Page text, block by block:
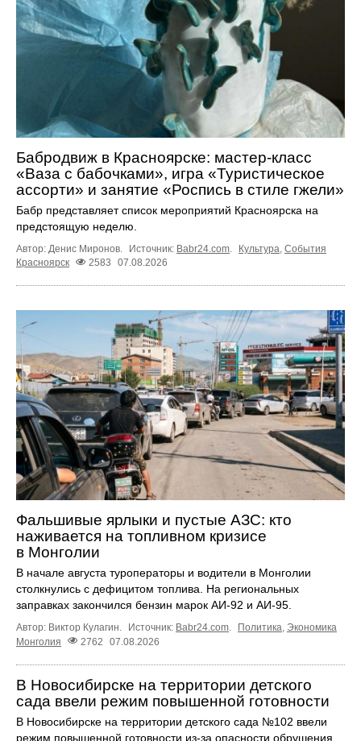
Бабродвиж в Красноярске: мастер-класс
«Ваза с бабочками», игра «Туристическое
ассорти» и занятие «Роспись в стиле гжели»
Бабр представляет список мероприятий Красноярска на
предстоящую неделю.
Автор: Денис Миронов. Источник: Babr24.com Культура События
Красноярск
2583 07.08.2026
Фальшивые ярлыки и пустые АЗС: кто
наживается на топливном кризисе
в Монголии
В начале августа туроператоры и водители в Монголии
столкнулись с дефицитом топлива. На региональных
заправках закончился бензин марок АИ-92 и АИ-95.
Автор: Виктор Кулагин. Источник: Babr24.com. Политика, Экономика
Монголия
2762 07.08.2026
В Новосибирске на территории детского
сада ввели режим повышенной готовности
В Новосибирске на территории детского сада №102 ввели
режим повышенной готовности из-за опасности обрушения